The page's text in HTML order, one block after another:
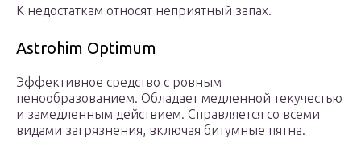
К недостаткам относят неприятный запах.
Astrohim Optimum
Эффективное средство с ровным
пенообразованием. Обладает медленной текучестью
и замедленным действием. Справляется со всеми
видами загрязнения, включая битумные пятна.